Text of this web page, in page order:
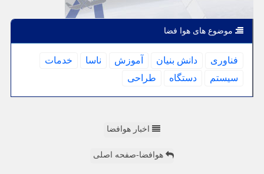
موضوع های هوا فضا
فناوری دانش بنیان آموزش ناسا
خدمات
سیستم
دستگاه طراحی
اخبار هوافضا
هوافضا-صفحه اصلی